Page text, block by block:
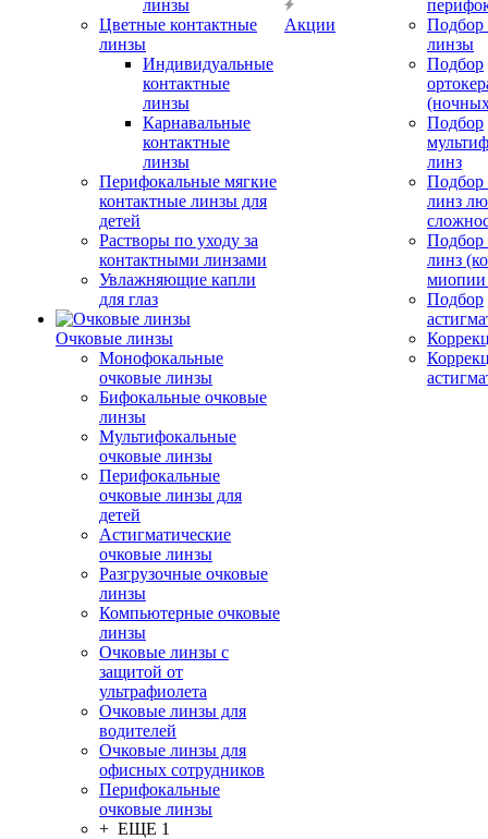
линзы
Цветные контактные
линзы
Индивидуальные
контактные
линзы
Карнавальные
контактные
линзы
Перифокальные мягкие
контактные линзы для
детей
Растворы по уходу за
контактными линзами
Увлажняющие капли
для глаз
Очковые линзы
Монофокальные
очковые линзы
Бифокальные очковые
линзы
Мультифокальные
очковые линзы
Перифокальные
очковые линзы для
детей
Астигматические
очковые линзы
Разгрузочные очковые
линзы
Компьютерные очковые
линзы
Очковые линзы с
защитой от
ультрафиолета
Очковые линзы для
водителей
Очковые линзы для
офисных сотрудников
Перифокальные
очковые линзы
+ ЕЩЕ 1
Акции
Подбор
линзы
Подбор
Подбор
линз
Подбор
линз
Подбор
линз
миопии
Подбор